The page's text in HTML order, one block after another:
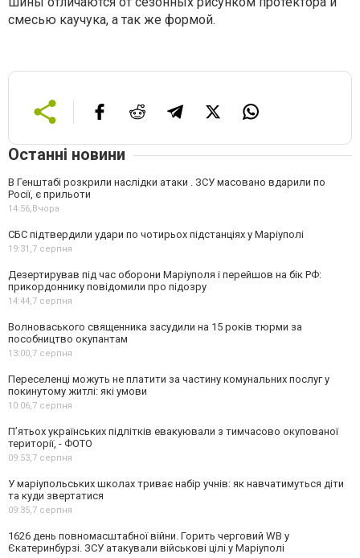
смесью каучука, а так же формой.
Останні новини
В Генштабі розкрили наслідки атаки . ЗСУ масовано вдарили по
Росії, є прильоти
14:56,Вчора
СБС підтвердили удари по чотирьох підстанціях у Маріуполі
19:31,7 серпня
Дезертирував під час оборони Маріуполя і перейшов на бік РФ:
прикордоннику повідомили про підозру
14:44,7 серпня
Волноваського священника засудили на 15 років тюрми за
пособництво окупантам
13:00,7 серпня
Переселенці можуть не платити за частину комунальних послуг у
покинутому житлі: які умови
10:06,7 серпня
П’ятьох українських підлітків евакуювали з тимчасово окупованої
території, - ФОТО
09:53,7 серпня
У маріупольських школах триває набір учнів: як навчатимуться діти
та куди звертатися
09:35,7 серпня
1626 день повномасштабної війни. Горить черговий WB у
Єкатеринбурзі. ЗСУ атакували військові цілі у Маріуполі